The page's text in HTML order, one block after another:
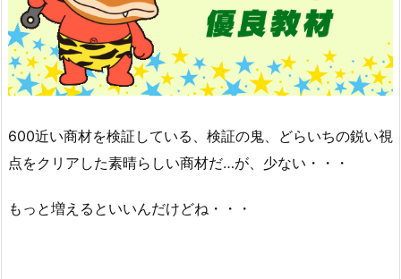
600近い商材を検証している、検証の鬼、どらいちの鋭い視
点をクリアした素晴らしい商材だ…が、少ない・・・
もっと増えるといいんだけどね・・・